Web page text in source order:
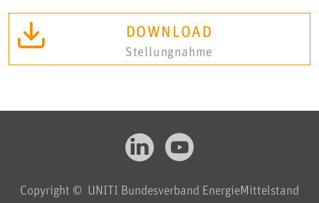
DOWNLOAD
Stellungnahme
Copyright © UNITI Bundesverband EnergieMittelstand